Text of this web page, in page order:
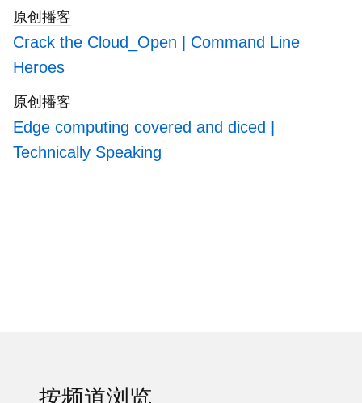
institutional preservation and rebooting of the first
massively multiplayer game,Habitat, for the C64,
from 1986:
Oakland Museum of California, Cisco, Semtech,
Twilio, Game Developers Conference, NGNX,
the Anti-Defamation League, the Library of
Congress and the Oakland Public Library System
原创播客
Crack the Cloud_Open | Command Line
Heroes
原创播客
Edge computing covered and diced |
Technically Speaking
按频道浏览